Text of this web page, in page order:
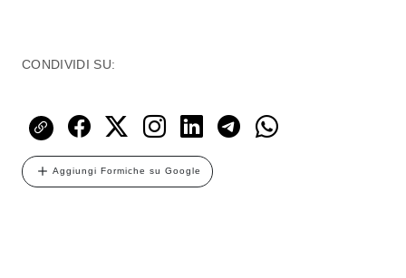
CONDIVIDI SU:
Aggiungi Formiche su Google